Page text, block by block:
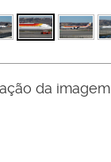
da imagem